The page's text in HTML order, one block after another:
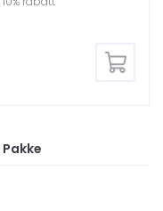
Pakke